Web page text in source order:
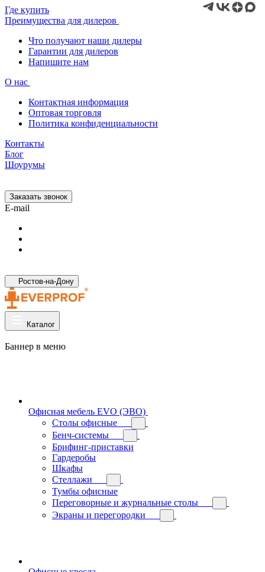
Где купить
Преимущества для дилеров
Что получают наши дилеры
Гарантии для дилеров
Напишите нам
О нас
Контактная информация
Оптовая торговля
Политика конфиденциальности
Контакты
Блог
Шоурумы
Заказать звонок
E-mail
Ростов-на-Дону
Каталог
Баннер в меню
Офисная мебель EVO (ЭВО)
Cтолы офисные
Бенч-системы
Брифинг-приставки
Гардеробы
Шкафы
Стеллажи
Тумбы офисные
Переговорные и журнальные столы
Экраны и перегородки